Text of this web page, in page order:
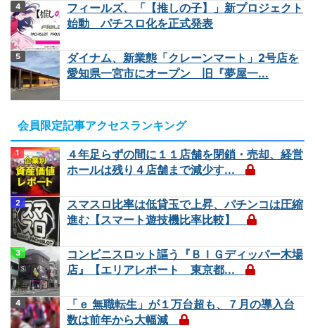
フィールズ、「【推しの子】」新プロジェクト
始動 パチスロ化を正式発表
ダイナム、新業態「クレーンマート」2号店を
愛知県一宮市にオープン 旧『夢屋一...
会員限定記事アクセスランキング
４年足らずの間に１１店舗を閉鎖・売却、経営
ホールは残り４店舗まで減少す...
スマスロ比率は低貸玉で上昇、パチンコは圧縮
進む【スマート遊技機比率比較】
コンビニスロット謳う『ＢＩＧディッパー木場
店』【エリアレポート 東京都...
「ｅ 無職転生」が１万台超も、７月の導入台
数は前年から大幅減